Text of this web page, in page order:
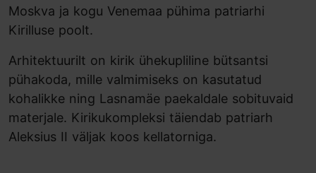
Moskva ja kogu Venemaa pühima patriarhi
Kirilluse poolt.
Arhitektuurilt on kirik ühekupliline bütsantsi
pühakoda, mille valmimiseks on kasutatud
kohalikke ning Lasnamäe paekaldale sobituvaid
materjale. Kirikukompleksi täiendab patriarh
Aleksius II väljak koos kellatorniga.